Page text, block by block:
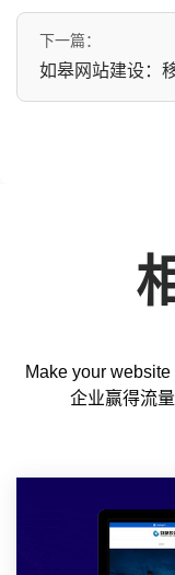
下一篇：
如皋网站建设：
Make your
企业赢得流